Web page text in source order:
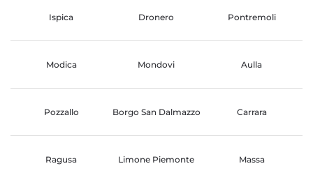
Ispica Dronero Pontremoli
Modica Mondovi Aulla
Pozzallo Borgo San Dalmazzo Carrara
Ragusa Limone Piemonte Massa